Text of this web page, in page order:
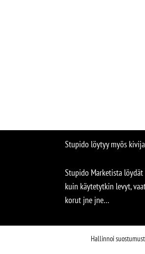
Hallinnoi
Stupido löytyy myös
Stupido Marketista
kuin käytetytkin levyt,
korut jne jne…